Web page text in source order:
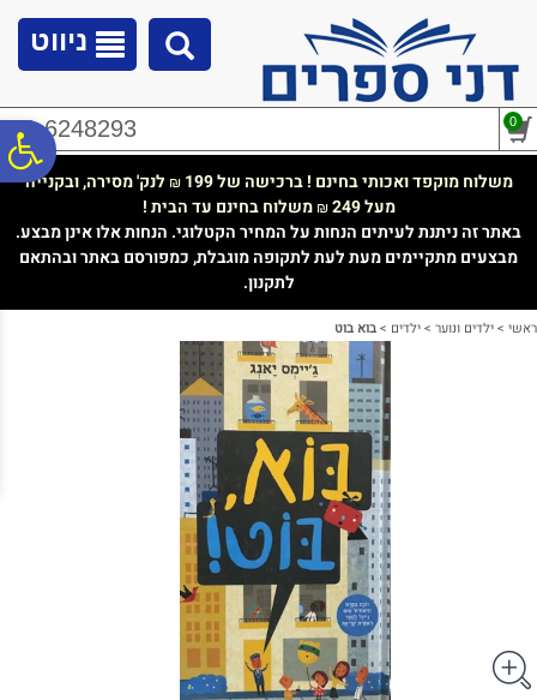
נגישות
ניווט
02-6248293 0
משלוח מוקפד ואכותי בחינם ! ברכישה של 199 ₪ לנק' מסירה, ובקנייה
מעל 249
₪משלוח בחינם עד הבית !
באתר זה ניתנת לעיתים הנחות על המחיר הקטלוגי. הנחות אלו אינן מבצע.
מבצעים מתקיימים מעת לעת לתקופה מוגבלת, כמפורסם באתר ובהתאם
לתקנון.
ראשי >ילדים ונוער >ילדים >בוא בוט